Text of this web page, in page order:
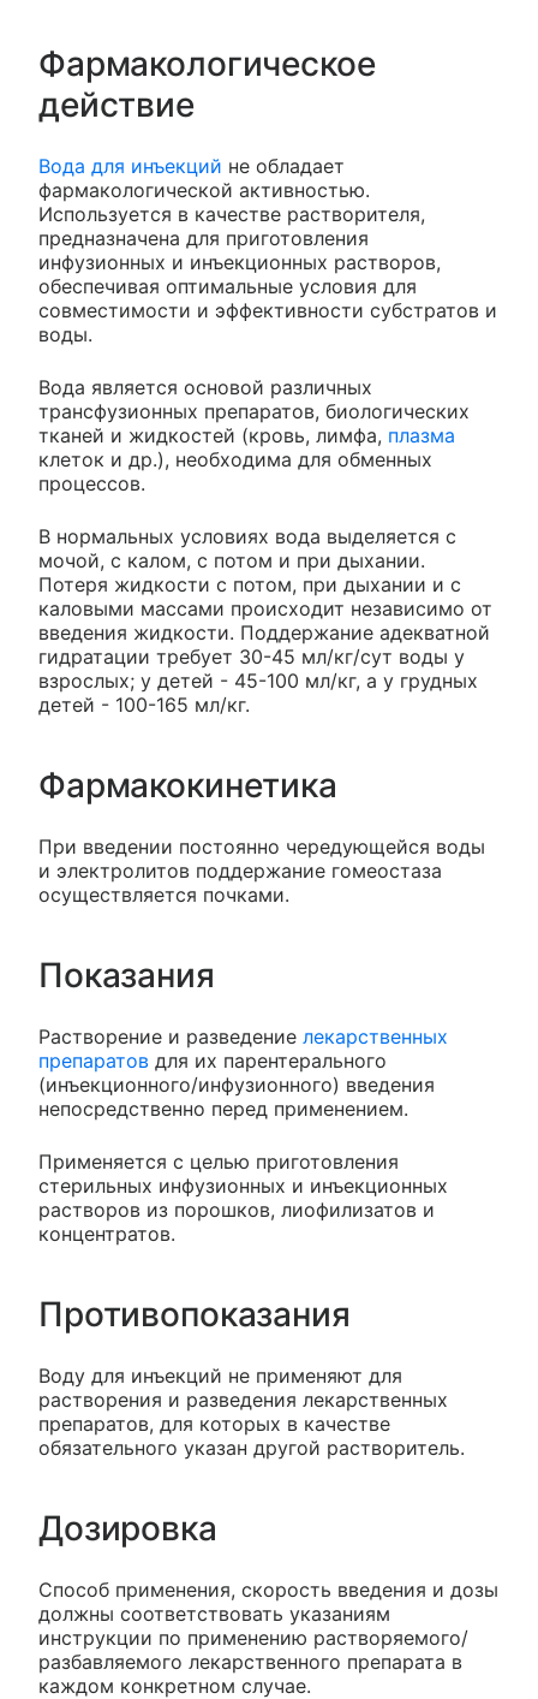
Фармакологическое
действие
Вода для инъекций не обладает
фармакологической активностью.
Используется в качестве растворителя,
предназначена для приготовления
инфузионных и инъекционных растворов,
обеспечивая оптимальные условия для
совместимости и эффективности субстратов и
воды.
Вода является основой различных
трансфузионных препаратов, биологических
тканей и жидкостей (кровь, лимфа, плазма
клеток и др.), необходима для обменных
процессов.
В нормальных условиях вода выделяется с
мочой, с калом, с потом и при дыхании.
Потеря жидкости с потом, при дыхании и с
каловыми массами происходит независимо от
введения жидкости. Поддержание адекватной
гидратации требует 30-45 мл/кг/сут воды у
взрослых; у детей - 45-100 мл/кг, а у грудных
детей - 100-165 мл/кг.
Фармакокинетика
При введении постоянно чередующейся воды
и электролитов поддержание гомеостаза
осуществляется почками.
Показания
Растворение и разведение лекарственных
препаратов для их парентерального
(инъекционного/инфузионного) введения
непосредственно перед применением.
Применяется с целью приготовления
стерильных инфузионных и инъекционных
растворов из порошков, лиофилизатов и
концентратов.
Противопоказания
Воду для инъекций не применяют для
растворения и разведения лекарственных
препаратов, для которых в качестве
обязательного указан другой растворитель.
Дозировка
Способ применения, скорость введения и дозы
должны соответствовать указаниям
инструкции по применению растворяемого/
разбавляемого лекарственного препарата в
каждом конкретном случае.